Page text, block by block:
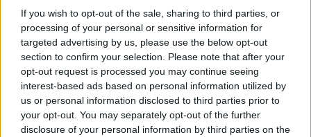
If you wish to opt-out of the sale, sharing to third parties, or
processing of your personal or sensitive information for
targeted advertising by us, please use the below opt-out
section to confirm your selection. Please note that after your
opt-out request is processed you may continue seeing
interest-based ads based on personal information utilized by
us or personal information disclosed to third parties prior to
your opt-out. You may separately opt-out of the further
disclosure of your personal information by third parties on the
14:48
Πως αμείβονται οι εργαζόμενοι στον ιδιωτικό τομέα για
την αργία του Δεκαπενταύγουστου
14:47
Ηράκλειο: Συνεχίζονται με εντατικούς ρυθμούς οι
παρεμβάσεις οδικής ασφάλειας στο ΙΤΕ